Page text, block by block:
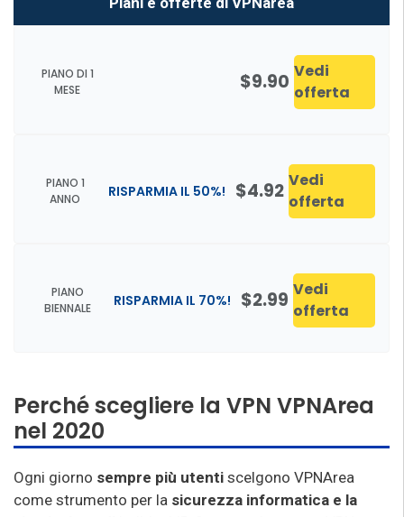
PIANO DI 1
MESE
$9.90 Vedi
offerta
PIANO 1
ANNO
$4.92
RISPARMIA IL 50%!
Vedi
offerta
PIANO
BIENNALE
$2.99
RISPARMIA IL 70%!
Vedi
offerta
Perché scegliere la VPN VPNArea
nel 2020
Ogni giorno sempre più utenti scelgono VPNArea
come strumento per la sicurezza informatica e la